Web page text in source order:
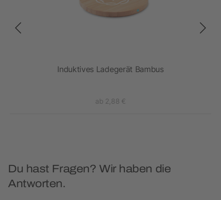
Induktives Ladegerät Bambus
ab 2,88 €
Du hast Fragen? Wir haben die
Antworten.